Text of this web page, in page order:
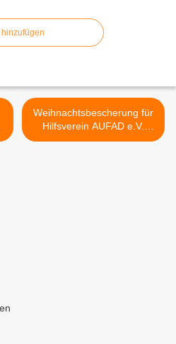
Weihnachtsbescherung für
Hilfsverein AUFAD e.V.
durch Veitshöchheimer